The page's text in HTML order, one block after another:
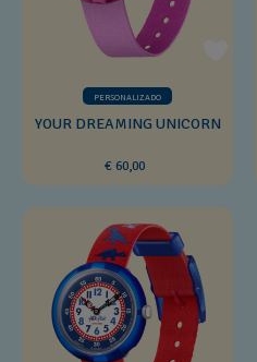
PERSONALIZADO
YOUR DREAMING UNICORN
€ 60,00